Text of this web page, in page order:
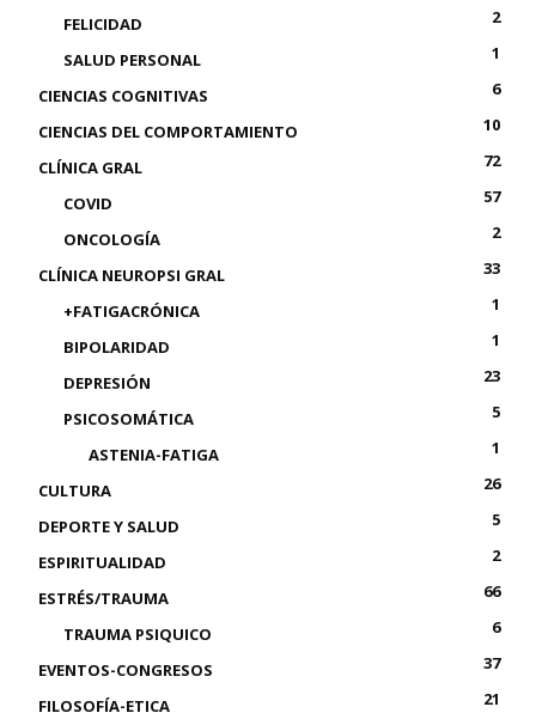
FELICIDAD
2
SALUD PERSONAL
1
CIENCIAS COGNITIVAS
6
CIENCIAS DEL COMPORTAMIENTO
10
CLÍNICA GRAL
72
COVID
57
ONCOLOGÍA
2
CLÍNICA NEUROPSI GRAL
33
+FATIGACRÓNICA
1
BIPOLARIDAD
1
DEPRESIÓN
23
PSICOSOMÁTICA
5
ASTENIA-FATIGA
1
CULTURA
26
DEPORTE Y SALUD
5
ESPIRITUALIDAD
2
ESTRÉS/TRAUMA
66
TRAUMA PSIQUICO
6
EVENTOS-CONGRESOS
37
FILOSOFÍA-ETICA
21